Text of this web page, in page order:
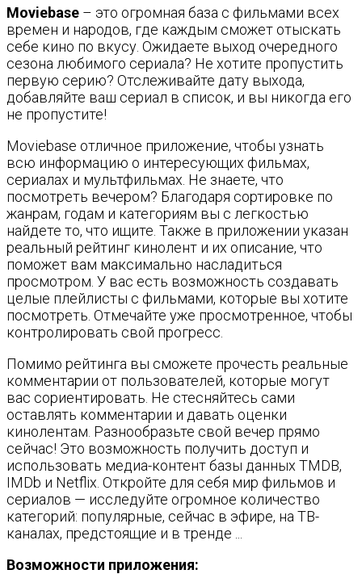
Moviebase – это огромная база с фильмами всех
времен и народов, где каждым сможет отыскать
себе кино по вкусу. Ожидаете выход очередного
сезона любимого сериала? Не хотите пропустить
первую серию? Отслеживайте дату выхода,
добавляйте ваш сериал в список, и вы никогда его
не пропустите!
Moviebase отличное приложение, чтобы узнать
всю информацию о интересующих фильмах,
сериалах и мультфильмах. Не знаете, что
посмотреть вечером? Благодаря сортировке по
жанрам, годам и категориям вы с легкостью
найдете то, что ищите. Также в приложении указан
реальный рейтинг кинолент и их описание, что
поможет вам максимально насладиться
просмотром. У вас есть возможность создавать
целые плейлисты с фильмами, которые вы хотите
посмотреть. Отмечайте уже просмотренное, чтобы
контролировать свой прогресс.
Помимо рейтинга вы сможете прочесть реальные
комментарии от пользователей, которые могут
вас сориентировать. Не стесняйтесь сами
оставлять комментарии и давать оценки
кинолентам. Разнообразьте свой вечер прямо
сейчас! Это возможность получить доступ и
использовать медиа-контент базы данных TMDB,
IMDb и Netflix. Откройте для себя мир фильмов и
сериалов — исследуйте огромное количество
категорий: популярные, сейчас в эфире, на ТВ-
каналах, предстоящие и в тренде ...
Возможности приложения: